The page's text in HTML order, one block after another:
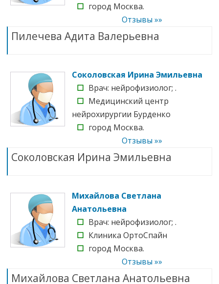
☐ город Москва.
Отзывы »»
Пилечева Адита Валерьевна
Соколовская Ирина Эмильевна
☐ Врач: нейрофизиолог; .
☐ Медицинский центр
нейрохирургии Бурденко
☐ город Москва.
Отзывы »»
Соколовская Ирина Эмильевна
Михайлова Светлана
Анатольевна
☐ Врач: нейрофизиолог; .
☐ Клиника ОртоСпайн
☐ город Москва.
Отзывы »»
Михайлова Светлана Анатольевна